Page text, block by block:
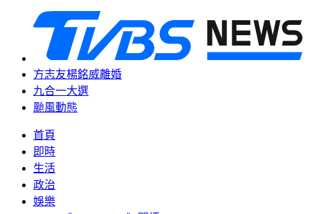
方志友楊銘威離婚
九合一大選
颱風動態
首頁
即時
生活
政治
娛樂